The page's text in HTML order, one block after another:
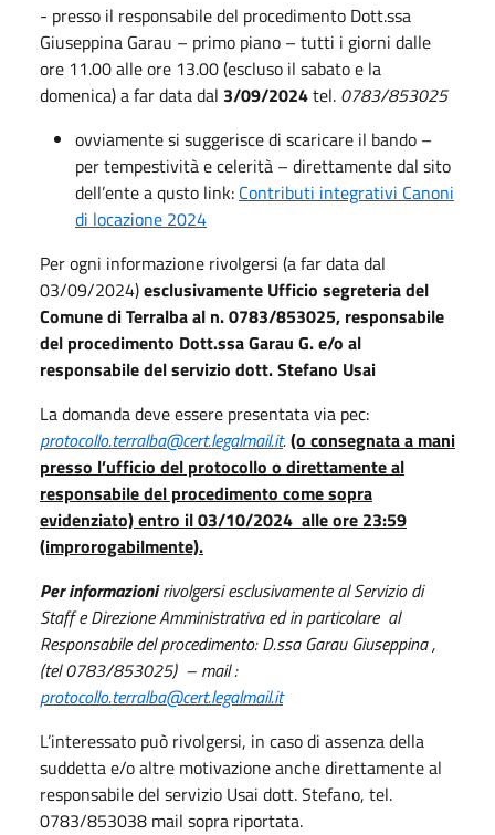
- presso il responsabile del procedimento Dott.ssa
Giuseppina Garau – primo piano – tutti i giorni dalle
ore 11.00 alle ore 13.00 (escluso il sabato e la
domenica) a far data dal 3/09/2024tel. 0783/853025
ovviamente si suggerisce di scaricare il bando –
per tempestività e celerità – direttamente dal sito
dell’ente a qusto link: Contributi integrativi Canoni
di locazione 2024
Per ogni informazione rivolgersi (a far data dal
03/09/2024)esclusivamente Ufficio segreteria del
Comune di Terralba al n. 0783/853025, responsabile
del procedimento Dott.ssa Garau G. e/o al
responsabile del servizio dott. Stefano Usai
La domanda deve essere presentata via pec:
protocollo.terralba@cert.legalmail.it.(o consegnata a mani
presso l’ufficio del protocollo o direttamente al
responsabile del procedimento come sopra
evidenziato) entro il 03/10/2024 alle ore 23:59
(improrogabilmente).
Per informazionirivolgersi esclusivamente al Servizio di
Staff e Direzione Amministrativa ed in particolare al
Responsabile del procedimento: D.ssa Garau Giuseppina ,
(tel 0783/853025) – mail :
protocollo.terralba@cert.legalmail.it
L’interessato può rivolgersi, in caso di assenza della
suddetta e/o altre motivazione anche direttamente al
responsabile del servizio Usai dott. Stefano, tel.
0783/853038 mail sopra riportata.